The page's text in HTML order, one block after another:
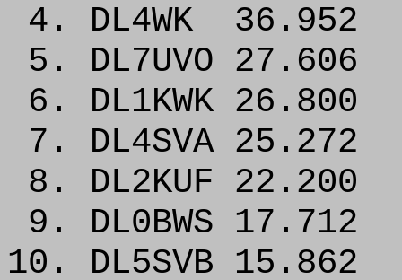
4. DL4WK 36.952
5. DL7UVO 27.606
6. DL1KWK 26.800
7. DL4SVA 25.272
8. DL2KUF 22.200
9. DL0BWS 17.712
10. DL5SVB 15.862